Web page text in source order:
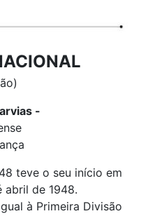
-
teve o seu início em
abril de 1948.
à Primeira Divisão